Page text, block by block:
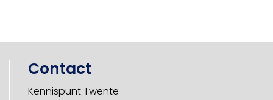
Contact
Kennispunt Twente